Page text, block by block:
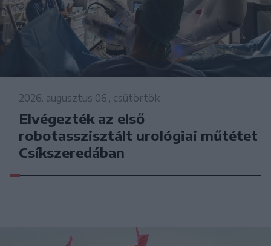
2026. augusztus 06., csütörtök
Elvégezték az első
robotasszisztált urológiai műtétet
Csíkszeredában